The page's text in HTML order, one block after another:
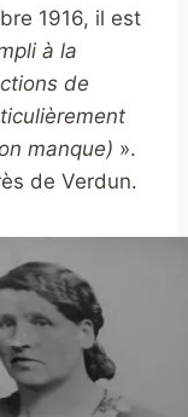
1916, il est
à la
de
manque) ».
de Verdun.